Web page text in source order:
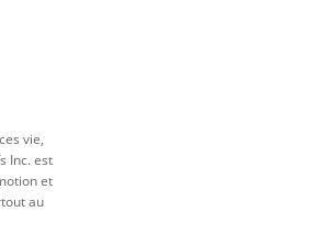
vie,
Inc. est
et
au